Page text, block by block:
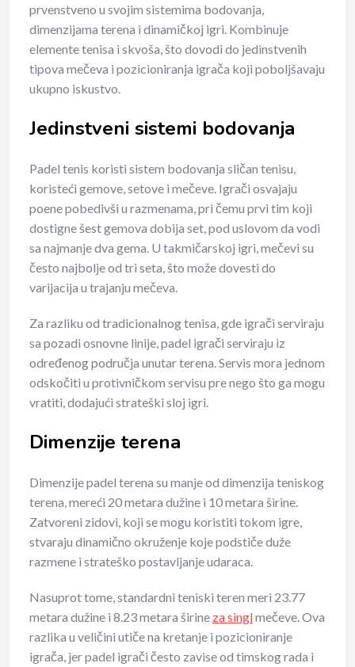
prvenstveno u svojim sistemima bodovanja,
dimenzijama terena i dinamičkoj igri. Kombinuje
elemente tenisa i skvoša, što dovodi do jedinstvenih
tipova mečeva i pozicioniranja igrača koji poboljšavaju
ukupno iskustvo.
Jedinstveni sistemi bodovanja
Padel tenis koristi sistem bodovanja sličan tenisu,
koristeći gemove, setove i mečeve. Igrači osvajaju
poene pobedivši u razmenama, pri čemu prvi tim koji
dostigne šest gemova dobija set, pod uslovom da vodi
sa najmanje dva gema. U takmičarskoj igri, mečevi su
često najbolje od tri seta, što može dovesti do
varijacija u trajanju mečeva.
Za razliku od tradicionalnog tenisa, gde igrači serviraju
sa pozadi osnovne linije, padel igrači serviraju iz
određenog područja unutar terena. Servis mora jednom
odskočiti u protivničkom servisu pre nego što ga mogu
vratiti, dodajući strateški sloj igri.
Dimenzije terena
Dimenzije padel terena su manje od dimenzija teniskog
terena, mereći 20 metara dužine i 10 metara širine.
Zatvoreni zidovi, koji se mogu koristiti tokom igre,
stvaraju dinamično okruženje koje podstiče duže
razmene i strateško postavljanje udaraca.
Nasuprot tome, standardni teniski teren meri 23.77
metara dužine i 8.23 metara širine za singlmečeve. Ova
razlika u veličini utiče na kretanje i pozicioniranje
igrača, jer padel igrači često zavise od timskog rada i